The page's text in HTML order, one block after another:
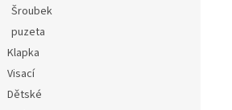
Šroubek
puzeta
Klapka
Visací
Dětské